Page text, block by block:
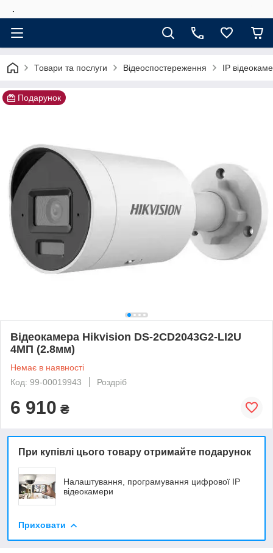
.
Товари та послуги Відеоспостереження IP
Подарунок
Відеокамера Hikvision DS-2CD2043G2-LI2U
4МП (2.8мм)
Немає в наявності
Код: 99-00019943
Роздріб
6 910 ₴
При купівлі цього товару отримайте подарунок
Налаштування, програмування цифрової ІР
відеокамери
Приховати